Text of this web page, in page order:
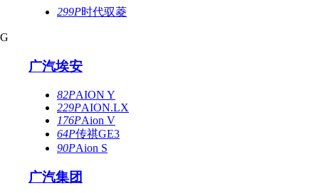
299P时代驭菱
G
广汽埃安
82PAION Y
229PAION.LX
176PAion V
64P传祺GE3
90PAion S
广汽集团